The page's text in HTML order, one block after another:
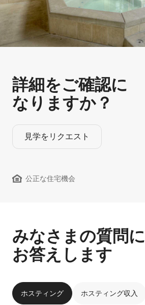
詳細をご確認に
なりますか？
見学をリクエスト
公正な住宅機会
みなさまの質問に
お答えします
ホスティング ホスティング収入